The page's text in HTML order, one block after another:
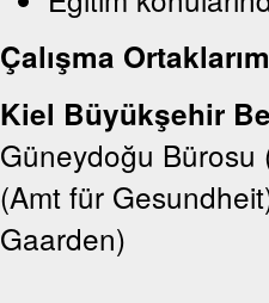
Çalışma
Kiel Büyükşehir
Güneydoğu Bürosu
(Amt für
Gaarden)